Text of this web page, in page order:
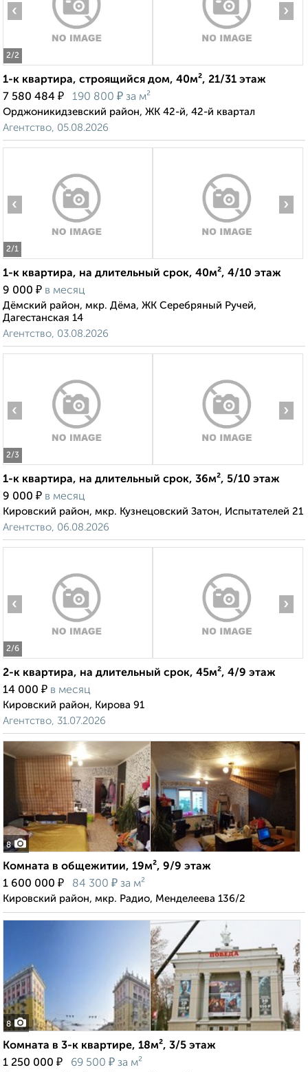
2/2
‹ ›
1-к квартира, строящийся дом, 40м², 21/31 этаж
7 580 484 ₽ 190 800 ₽ за м²
Орджоникидзевский район, ЖК 42-й, 42-й квартал
Агентство, 05.08.2026
2/1
‹ ›
1-к квартира, на длительный срок, 40м², 4/10 этаж
9 000 ₽ в месяц
Дёмский район, мкр. Дёма, ЖК Серебряный Ручей,
Дагестанская 14
Агентство, 03.08.2026
2/3
‹ ›
1-к квартира, на длительный срок, 36м², 5/10 этаж
9 000 ₽ в месяц
Кировский район, мкр. Кузнецовский Затон, Испытателей 21
Агентство, 06.08.2026
2/6
‹ ›
2-к квартира, на длительный срок, 45м², 4/9 этаж
14 000 ₽ в месяц
Кировский район, Кирова 91
Агентство, 31.07.2026
8
Комната в общежитии, 19м², 9/9 этаж
1 600 000 ₽ 84 300 ₽ за м²
Кировский район, мкр. Радио, Менделеева 136/2
8
Комната в 3-к квартире, 18м², 3/5 этаж
1 250 000 ₽ 69 500 ₽ за м²